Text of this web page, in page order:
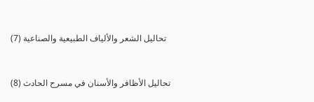
(7) تحاليل الشعر والألياف الطبيعية والصناعية
(8) تحاليل الأظافر والأسنان في مسرح الحادث